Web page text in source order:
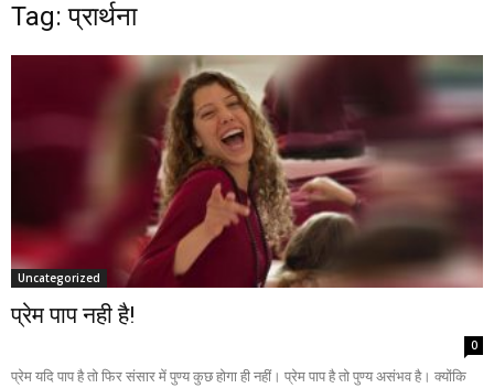
Tag: प्रार्थना
Uncategorized
प्रेम पाप नही है!
0
प्रेम यदि पाप है तो फिर संसार में पुण्य कुछ होगा ही नहीं। प्रेम पाप है तो पुण्य असंभव है। क्योंकि